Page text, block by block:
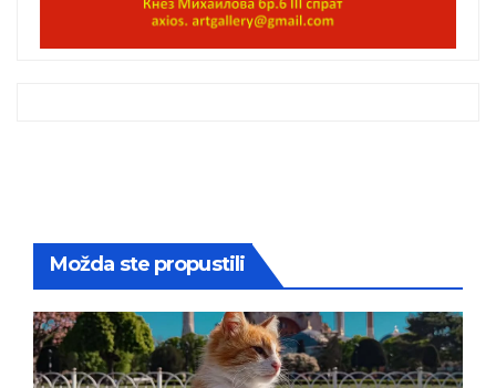
Možda ste propustili